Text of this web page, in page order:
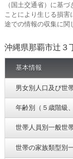
（国土交通省）に基
ことにより生じる損
途での情報の収集に関
沖縄県那覇市辻３
基本情報
男女別人口及び世
年齢別（５歳階級
世帯人員別一般世
世帯の家族類型別